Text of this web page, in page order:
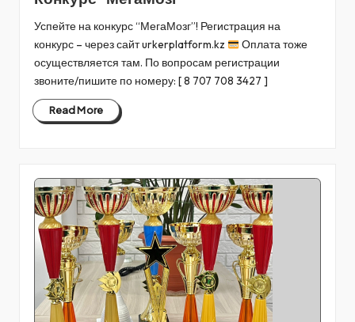
Успейте на конкурс “МегаМозг”! Регистрация на
конкурс – через сайт urkerplatform.kz
Оплата тоже
осуществляется там. По вопросам регистрации
звоните/пишите по номеру: [ 8 707 708 3427 ]
Read More